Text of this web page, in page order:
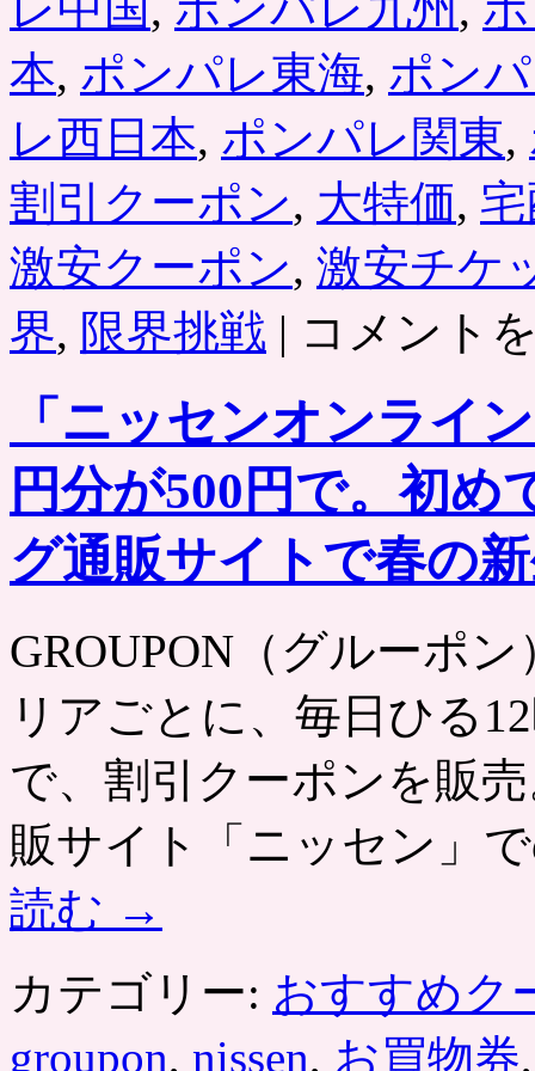
回
イ
ン
プ
ゼ
ン
ト
も
本, ポンパレ東海, ポン
レ西日本, ポンパレ関東,
割引クーポン, 大特価,
激安クーポン, 激安チケ
界, 限界挑戦 |
「限
界
の
挑
70%OFF
バ
ゲ
ン
ー
ル
集」
赤
字
覚
チ
ケ
ト
コメント
「ニッセンオンライ
円分が500円で。初
グ通販サイトで春の
GROUPON（グルーポ
リアごとに、毎日ひる
で、割引クーポンを販
販サイト「ニッセン」
読む →
カテゴリー: おすすめク
groupon, nissen, お買物券